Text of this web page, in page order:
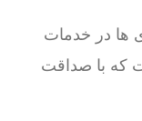
ها در خدمات
که با صداقت